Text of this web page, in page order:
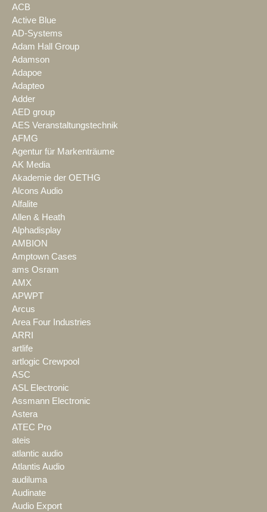
ACB
Active Blue
AD-Systems
Adam Hall Group
Adamson
Adapoe
Adapteo
Adder
AED group
AES Veranstaltungstechnik
AFMG
Agentur für Markenträume
AK Media
Akademie der OETHG
Alcons Audio
Alfalite
Allen & Heath
Alphadisplay
AMBION
Amptown Cases
ams Osram
AMX
APWPT
Arcus
Area Four Industries
ARRI
artlife
artlogic Crewpool
ASC
ASL Electronic
Assmann Electronic
Astera
ATEC Pro
ateis
atlantic audio
Atlantis Audio
audiluma
Audinate
Audio Export